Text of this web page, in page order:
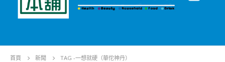
首頁 新聞 TAG -一想就硬（華佗神丹）